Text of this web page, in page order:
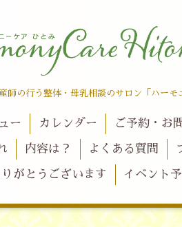
師の行う整体・母乳相談のサロン「ハーモ
ー カレンダー ご予約・お
内容は？ よくある質問
りがとうございます イベント